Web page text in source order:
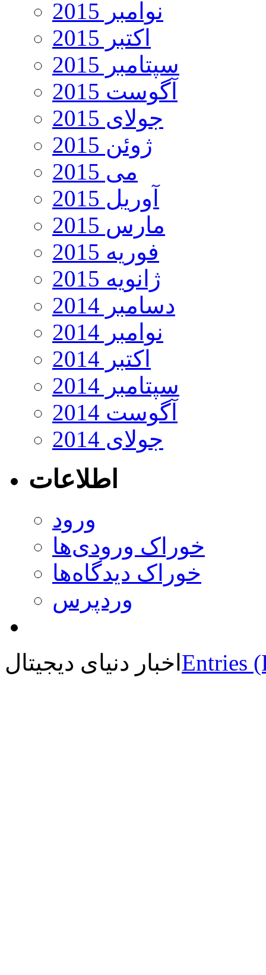
نوامبر 2015
اکتبر 2015
سپتامبر 2015
آگوست 2015
جولای 2015
ژوئن 2015
می 2015
آوریل 2015
مارس 2015
فوریه 2015
ژانویه 2015
دسامبر 2014
نوامبر 2014
اکتبر 2014
سپتامبر 2014
آگوست 2014
جولای 2014
اطلاعات
ورود
خوراک ورودی‌ها
خوراک دیدگاه‌ها
وردپرس
اخبار دنیای دیجیتال Entries